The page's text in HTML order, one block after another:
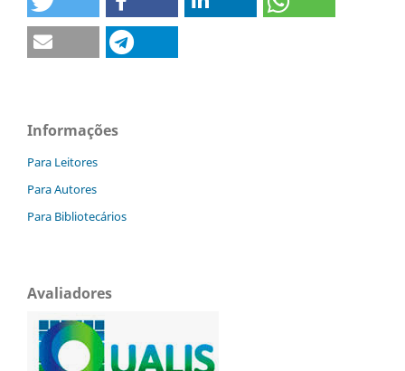
Informações
Para Leitores
Para Autores
Para Bibliotecários
Avaliadores